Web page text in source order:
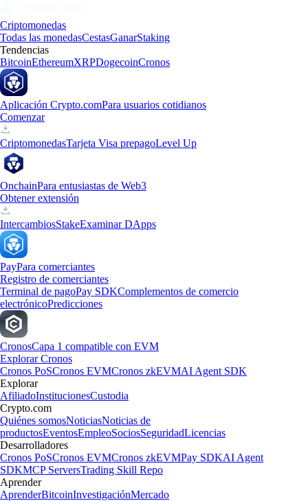
Criptomonedas
Todas las monedasCestasGanarStaking
Tendencias
BitcoinEthereumXRPDogecoinCronos
Aplicación Crypto.comPara usuarios cotidianos
Comenzar
CriptomonedasTarjeta Visa prepagoLevel Up
OnchainPara entusiastas de Web3
Obtener extensión
IntercambiosStakeExaminar DApps
PayPara comerciantes
Registro de comerciantes
Terminal de pagoPay SDKComplementos de comercio
electrónicoPredicciones
CronosCapa 1 compatible con EVM
Explorar Cronos
Cronos PoSCronos EVMCronos zkEVMAI Agent SDK
Explorar
AfiliadoInstitucionesCustodia
Crypto.com
Quiénes somosNoticiasNoticias de
productosEventosEmpleoSociosSeguridadLicencias
Desarrolladores
Cronos PoSCronos EVMCronos zkEVMPay SDKAI Agent
SDKMCP ServersTrading Skill Repo
Aprender
AprenderBitcoinInvestigaciónMercado